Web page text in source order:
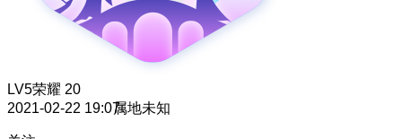
LV5荣耀 20
2021-02-22 19:07属地未知